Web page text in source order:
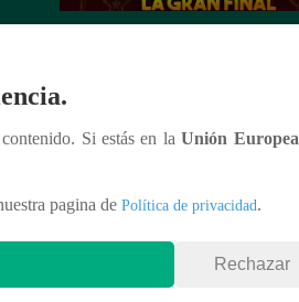
Generación!
Si estás en laUnión Europea
pagina de Política de privacidad.
Rechazar